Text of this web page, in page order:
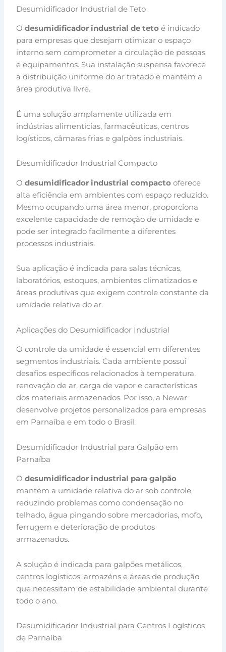
Desumidificador Industrial de Teto
Odesumidificador industrial de teto é indicado
para empresas que desejam otimizar o espaço
interno sem comprometer a circulação de pessoas
e equipamentos. Sua instalação suspensa favorece
a distribuição uniforme do ar tratado e mantém a
área produtiva livre.
É uma solução amplamente utilizada em
indústrias alimentícias, farmacêuticas, centros
logísticos, câmaras frias e galpões industriais.
Desumidificador Industrial Compacto
Odesumidificador industrial compacto oferece
alta eficiência em ambientes com espaço reduzido.
Mesmo ocupando uma área menor, proporciona
excelente capacidade de remoção de umidade e
pode ser integrado facilmente a diferentes
processos industriais.
Sua aplicação é indicada para salas técnicas,
laboratórios, estoques, ambientes climatizados e
áreas produtivas que exigem controle constante da
umidade relativa do ar.
Aplicações do Desumidificador Industrial
O controle da umidade é essencial em diferentes
segmentos industriais. Cada ambiente possui
desafios específicos relacionados à temperatura,
renovação de ar, carga de vapor e características
dos materiais armazenados. Por isso, a Newar
desenvolve projetos personalizados para empresas
em Parnaíba e em todo o Brasil.
Desumidificador Industrial para Galpão em
Parnaíba
Odesumidificador industrial para galpão
mantém a umidade relativa do ar sob controle,
reduzindo problemas como condensação no
telhado, água pingando sobre mercadorias, mofo,
ferrugem e deterioração de produtos
armazenados.
A solução é indicada para galpões metálicos,
centros logísticos, armazéns e áreas de produção
que necessitam de estabilidade ambiental durante
todo o ano.
Desumidificador Industrial para Centros Logísticos
de Parnaíba